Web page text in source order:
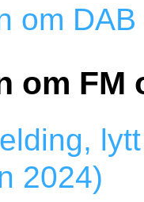
om
om FM
2024)